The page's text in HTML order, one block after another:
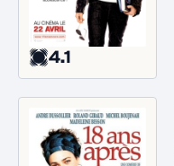
4.1